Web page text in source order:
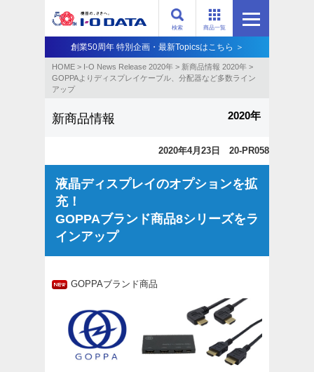
商品一覧
検索
創業50周年 特別企画・最新Topicsはこちら ＞
HOME > I-O News Release 2020年 > 新商品情報 2020年 >
GOPPAよりディスプレイケーブル、分配器など多数ライン
アップ
新商品情報 2020年
2020年4月23日 20-PR058
液晶ディスプレイのオプションを拡
充！
GOPPAブランド商品8シリーズをラ
インアップ
GOPPAブランド商品